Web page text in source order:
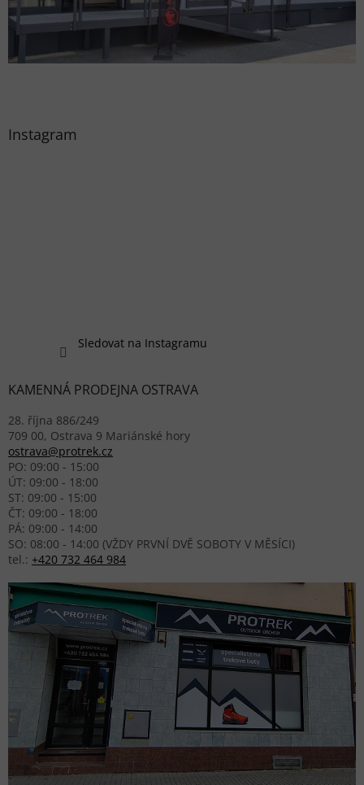
Instagram
Sledovat na Instagramu
KAMENNÁ PRODEJNA OSTRAVA
28. října 886/249
709 00, Ostrava 9 Mariánské hory
ostrava@protrek.cz
PO: 09:00 - 15:00
ÚT: 09:00 - 18:00
ST: 09:00 - 15:00
ČT: 09:00 - 18:00
PÁ: 09:00 - 14:00
SO: 08:00 - 14:00 (VŽDY PRVNÍ DVĚ SOBOTY V MĚSÍCI)
tel.: +420 732 464 984